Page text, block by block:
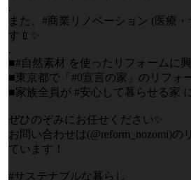
.
また、#商業リノベーション (医療
す💉✨
.
■#自然素材 を使ったリフォームに
■東京都で「#0宣言の家」のリフォ
■家族全員が #安心して暮らせる家
ぜひのぞみにお任せください✨
お問い合わせは(@reform_nozomi)の
ています！
#サステナブルな暮らし